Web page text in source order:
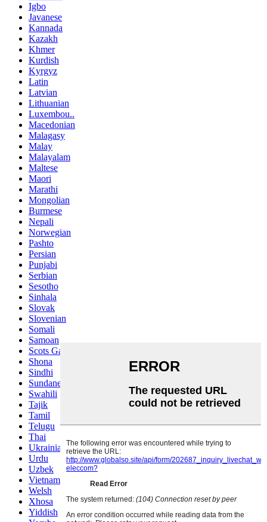
Igbo
Javanese
Kannada
Kazakh
Khmer
Kurdish
Kyrgyz
Latin
Latvian
Lithuanian
Luxembou..
Macedonian
Malagasy
Malay
Malayalam
Maltese
Maori
Marathi
Mongolian
Burmese
Nepali
Norwegian
Pashto
Persian
Punjabi
Serbian
Sesotho
Sinhala
Slovak
Slovenian
Somali
Samoan
Scots Gaelic
Shona
Sindhi
Sundanese
Swahili
Tajik
Tamil
Telugu
Thai
Ukrainian
Urdu
Uzbek
Vietnamese
Welsh
Xhosa
Yiddish